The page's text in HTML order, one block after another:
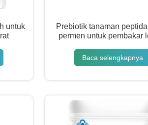
untuk
Prebiotik tanaman
permen untuk pembakar
Baca selengkapnya